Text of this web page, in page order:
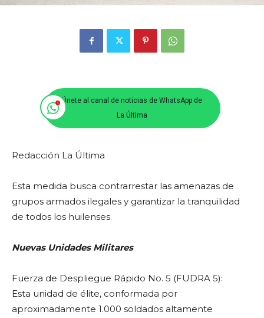
Únete al canal de noticias de WhatsApp de
La Última
Redacción La Última
Esta medida busca contrarrestar las amenazas de
grupos armados ilegales y garantizar la tranquilidad
de todos los huilenses.
Nuevas Unidades Militares
Fuerza de Despliegue Rápido No. 5 (FUDRA 5):
Esta unidad de élite, conformada por
aproximadamente 1.000 soldados altamente